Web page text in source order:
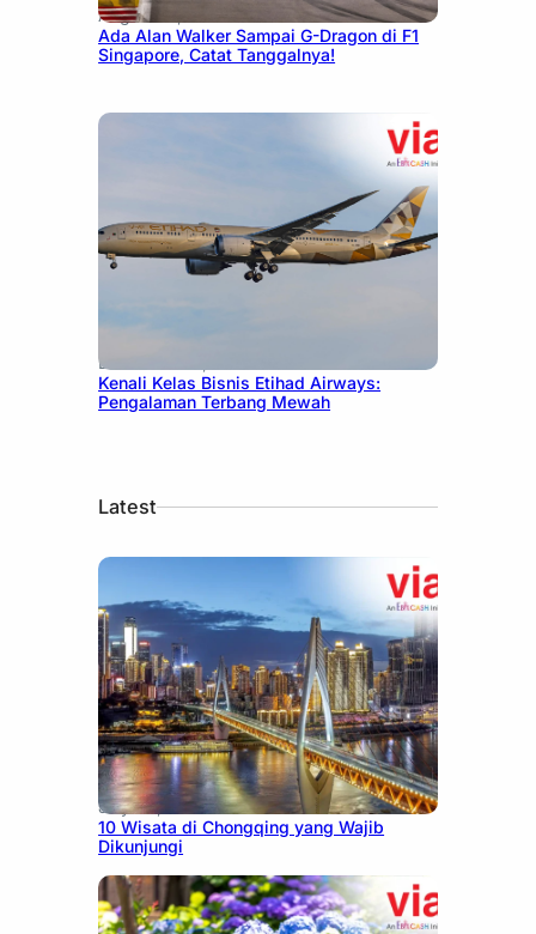
August 13, 2025
Ada Alan Walker Sampai G-Dragon di F1
Singapore, Catat Tanggalnya!
December 27, 2024
Kenali Kelas Bisnis Etihad Airways:
Pengalaman Terbang Mewah
Latest
July 30, 2026
10 Wisata di Chongqing yang Wajib
Dikunjungi